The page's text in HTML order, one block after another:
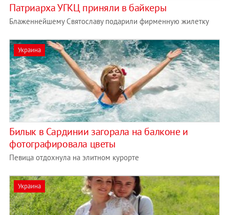
Патриарха УГКЦ приняли в байкеры
Блаженнейшему Святославу подарили фирменную жилетку
Украина
Билык в Сардинии загорала на балконе и
фотографировала цветы
Певица отдохнула на элитном курорте
Украина